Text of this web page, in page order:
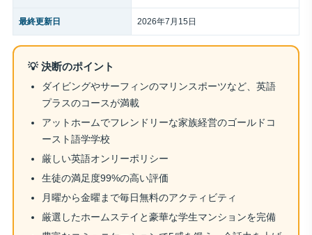
最終更新日 2026年7月15日
💡 決断のポイント
ダイビングやサーフィンのマリンスポーツなど、英語
プラスのコースが満載
アットホームでフレンドリーな家族経営のゴールドコ
ースト語学学校
厳しい英語オンリーポリシー
生徒の満足度99%の高い評価
月曜から金曜まで毎日無料のアクティビティ
厳選したホームステイと豪華な学生マンションを完備